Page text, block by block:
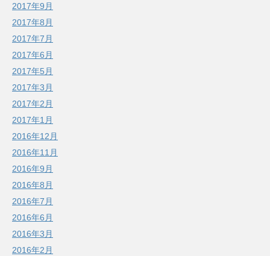
2017年9月
2017年8月
2017年7月
2017年6月
2017年5月
2017年3月
2017年2月
2017年1月
2016年12月
2016年11月
2016年9月
2016年8月
2016年7月
2016年6月
2016年3月
2016年2月